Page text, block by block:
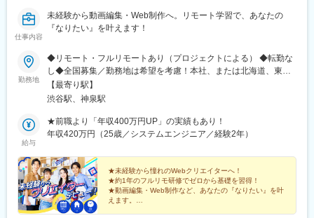
＜3つのコースからキャリア選択可能！＞
次第でチームリーダーに挑戦可能。
■プレイヤーとしてエキスパートを目指す：案件成果に応じて報酬
が還元される制度があり、成果次第で年収1000万円以上を目指せ
ます。営業のエキスパートとして顧客に向き合い続けたい方に最
■適性に応じてジョブチェンジ：成果・適性に応じてマーケター /
フィールドセールス など別職種へのチャレンジも可能です。
26歳でエンSXへ中途入社した社員は、1年間の成果が評価され、
現在はフィールドセールスとして、営業支援を求める顧客の最初
の接点を担う役割にジョブチェンジし、活躍しています。
■当社について：
仕事内容
未経験から動画編集・Web制作へ。リモート学習で、あなたの
『なりたい』を叶えます！
勤務地
◆リモート・フルリモートあり（プロジェクトによる） ◆転勤な
し◆全国募集／勤務地は希望を考慮！本社、または北海道、東
北、関東、北信越、東海、関西、中国、四国、九州などのプロジ
ェクト先 ※直行直帰OK！U・Iターンも大歓迎です。＊＼上京支援
クアップ！■プロジェクト先／北海道、東北、関東、北信越、東
海、関西、中国、四国、九州など全国各地のプロジェクト先【ア
ら徒歩4分 京王井の頭線「渋谷」駅から徒歩3分※プロジ
ェクト先により異なります。 ※全国各地、ご希望の勤務地エリア
を考慮して決定いたします。
【最寄り駅】
渋谷駅、神泉駅
給与
★前職より「年収400万円UP」の実績もあり！
年収420万円（25歳／システムエンジニア／経験2年）
★未経験から憧れのWebクリエイターへ！
★約1年のフルリモ研修でゼロから基礎を習得！
★動画編集・Web制作など、あなたの『なりたい』を叶
えます。